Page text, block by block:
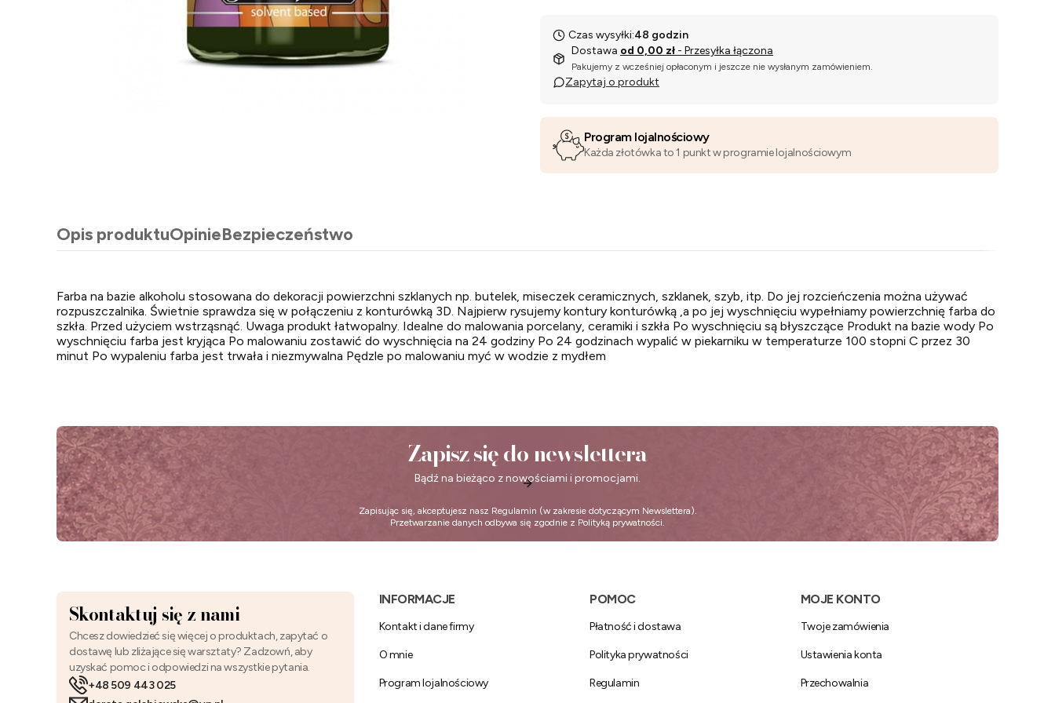
Czas wysyłki:48 godzin
Dostawa od 0,00 zł - Przesyłka łączona
Pakujemy z wcześniej opłaconym i jeszcze nie wysłanym zamówieniem.
Zapytaj o produkt
Program lojalnościowy
Każda złotówka to 1 punkt w programie lojalnościowym
Opis produktuOpinieBezpieczeństwo
Farba na bazie alkoholu stosowana do dekoracji powierzchni szklanych np. butelek, miseczek ceramicznych, szklanek, szyb, itp. Do jej rozcieńczenia można używać
rozpuszczalnika. Świetnie sprawdza się w połączeniu z konturówką 3D. Najpierw rysujemy kontury konturówką ,a po jej wyschnięciu wypełniamy powierzchnię farba do
szkła. Przed użyciem wstrząsnąć. Uwaga produkt łatwopalny. Idealne do malowania porcelany, ceramiki i szkła Po wyschnięciu są błyszczące Produkt na bazie wody Po
wyschnięciu farba jest kryjąca Po malowaniu zostawić do wyschnięcia na 24 godziny Po 24 godzinach wypalić w piekarniku w temperaturze 100 stopni C przez 30
minut Po wypaleniu farba jest trwała i niezmywalna Pędzle po malowaniu myć w wodzie z mydłem
Zapisz się do newslettera
Bądź na bieżąco z nowościami i promocjami.
Zapisując się, akceptujesz nasz Regulamin (w zakresie dotyczącym Newslettera).
Przetwarzanie danych odbywa się zgodnie z Polityką prywatności.
Skontaktuj się z nami
Chcesz dowiedzieć się więcej o produktach, zapytać o
dostawę lub zliżające się warsztaty? Zadzowń, aby
uzyskać pomoc i odpowiedzi na wszystkie pytania.
+48 509 443 025
Linki w stopce
INFORMACJE
Kontakt i dane firmy
O mnie
Program lojalnościowy
POMOC
Płatność i dostawa
Polityka prywatności
Regulamin
MOJE KONTO
Twoje zamówienia
Ustawienia konta
Przechowalnia